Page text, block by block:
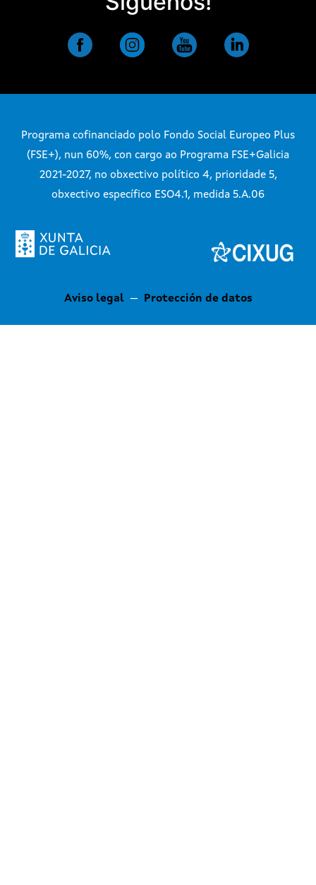
Programa cofinanciado polo Fondo Social Europeo Plus
(FSE+), nun 60%, con cargo ao Programa FSE+Galicia
2021-2027, no obxectivo político 4, prioridade 5,
obxectivo específico ESO4.1, medida 5.A.06
Aviso legal— Protección de datos